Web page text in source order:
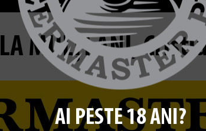
LA MULȚI ANI,
AI PESTE 18 ANI?